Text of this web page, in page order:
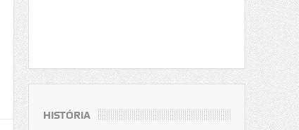
HISTÓRIA